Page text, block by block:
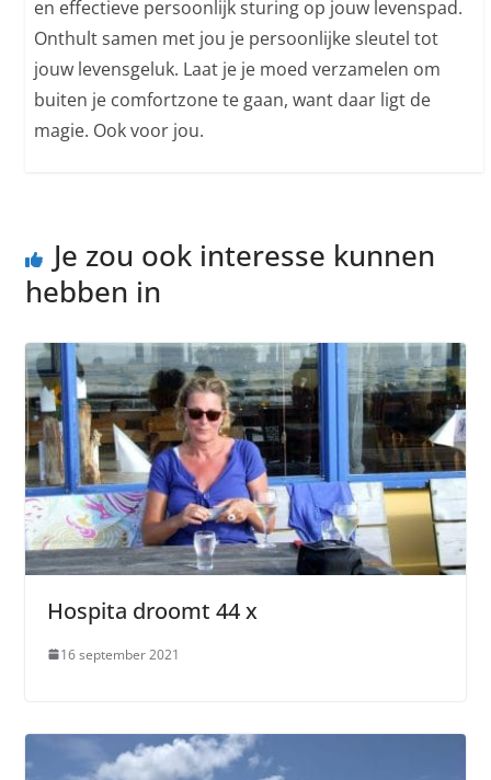
en effectieve persoonlijk sturing op jouw levenspad.
Onthult samen met jou je persoonlijke sleutel tot
jouw levensgeluk. Laat je je moed verzamelen om
buiten je comfortzone te gaan, want daar ligt de
magie. Ook voor jou.
Je zou ook interesse kunnen
hebben in
Hospita droomt 44 x
16 september 2021